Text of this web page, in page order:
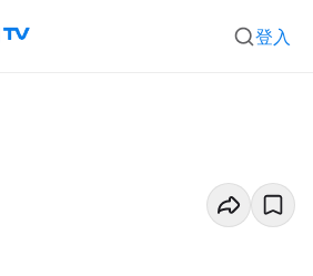
登入